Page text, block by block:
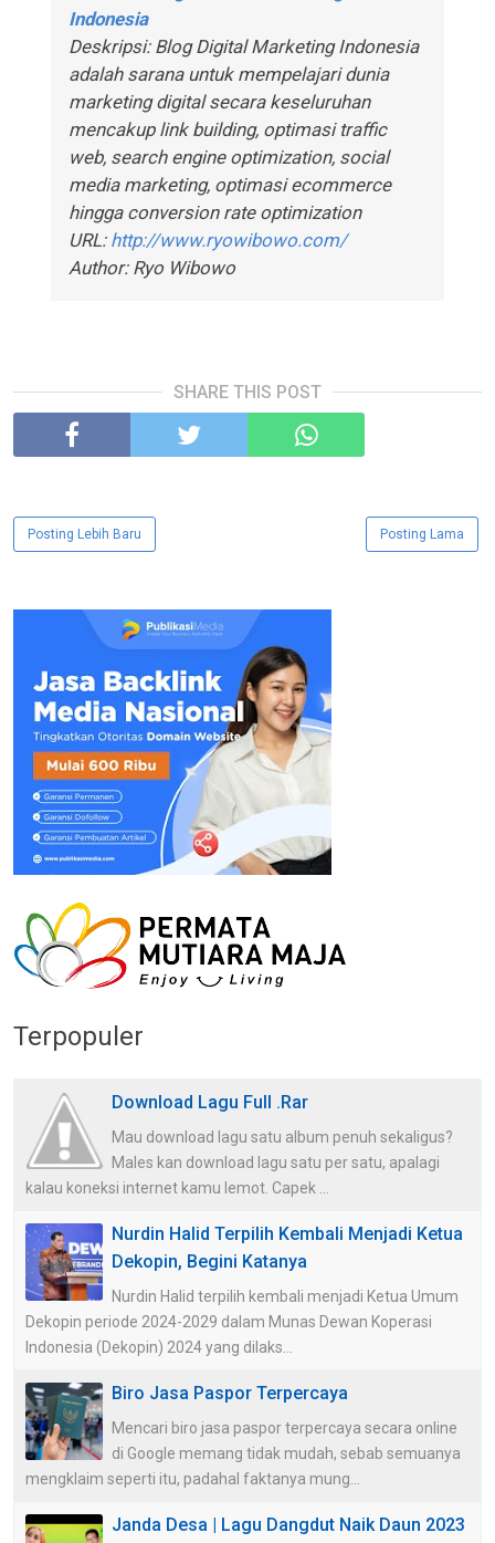
Indonesia
Deskripsi: Blog Digital Marketing Indonesia
adalah sarana untuk mempelajari dunia
marketing digital secara keseluruhan
mencakup link building, optimasi traffic
web, search engine optimization, social
media marketing, optimasi ecommerce
hingga conversion rate optimization
URL: http://www.ryowibowo.com/
Author: Ryo Wibowo
SHARE THIS POST
Posting Lebih Baru Posting Lama
Terpopuler
Download Lagu Full .Rar
Mau download lagu satu album penuh sekaligus?
Males kan download lagu satu per satu, apalagi
kalau koneksi internet kamu lemot. Capek ...
Nurdin Halid Terpilih Kembali Menjadi Ketua
Dekopin, Begini Katanya
Nurdin Halid terpilih kembali menjadi Ketua Umum
Dekopin periode 2024-2029 dalam Munas Dewan Koperasi
Indonesia (Dekopin) 2024 yang dilaks...
Biro Jasa Paspor Terpercaya
Mencari biro jasa paspor terpercaya secara online
di Google memang tidak mudah, sebab semuanya
mengklaim seperti itu, padahal faktanya mung...
Janda Desa | Lagu Dangdut Naik Daun 2023